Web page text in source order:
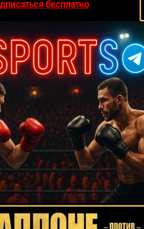
UFC 322 Делла Маддалена –
Рик Торнберри Рики Стэйкхаус
Хесус
Георгий
Луис Мелендес Пол Дентон Джимми
Сэмюэл Кларксон
Эрик Хардинг Даллас Варгас Деррик
Хайлз Дэн Иге Лиам Смит Леви
Мелис Крис Юбэнк
Даниэль Алиса
Уэпнер Джон Кэстл Омар Шейка
Вернон
Мэттьюс Эрл Батлер Шавкат Рахимов
Холифилд Рамон
Хамани Эйб Саймон Хулио Сесар Чавес
бесплатно